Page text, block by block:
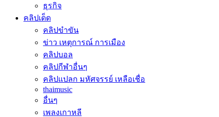
ธุรกิจ
คลิปเด็ด
คลิปขำขัน
ข่าว เหตุการณ์ การเมือง
คลิปบอล
คลิปกีฬาอื่นๆ
คลิปแปลก มหัศจรรย์ เหลือเชื่อ
thaimusic
อื่นๆ
เพลงเกาหลี